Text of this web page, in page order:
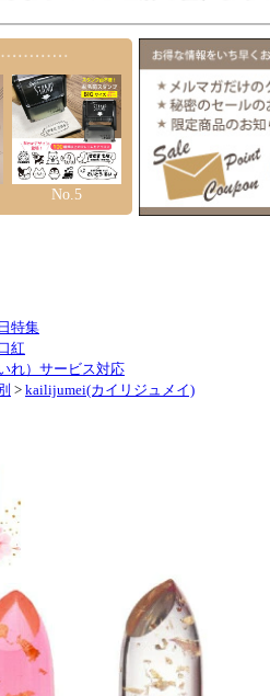
特集
紅
れ）サービス対応
> kailijumei(カイリジュメイ)